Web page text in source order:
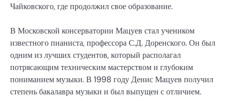
Чайковского, где продолжил свое образование.
В Московской консерватории Мацуев стал учеником
известного пианиста, профессора С.Д. Доренского. Он был
одним из лучших студентов, который располагал
потрясающим техническим мастерством и глубоким
пониманием музыки. В 1998 году Денис Мацуев получил
степень бакалавра музыки и был выпущен с отличием.